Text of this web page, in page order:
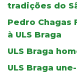
tradições do
Pedro Chagas
à ULS Braga
ULS Braga
ULS Braga